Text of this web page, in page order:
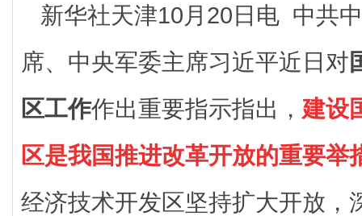
新华社天津10月20日电 中共
席、中央军委主席习近平近日对
区工作作出重要指示指出， 建设
区是我国推进改革开放的重要举
经济技术开发区坚持扩大开放，